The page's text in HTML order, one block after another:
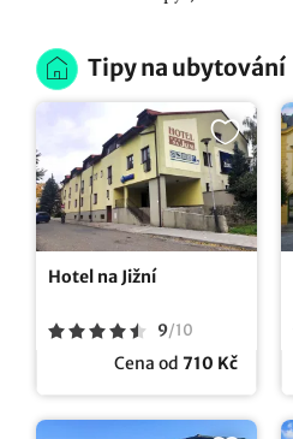
Tipy na ubytování
Hotel na Jižní
9/10
Cena od 710 Kč